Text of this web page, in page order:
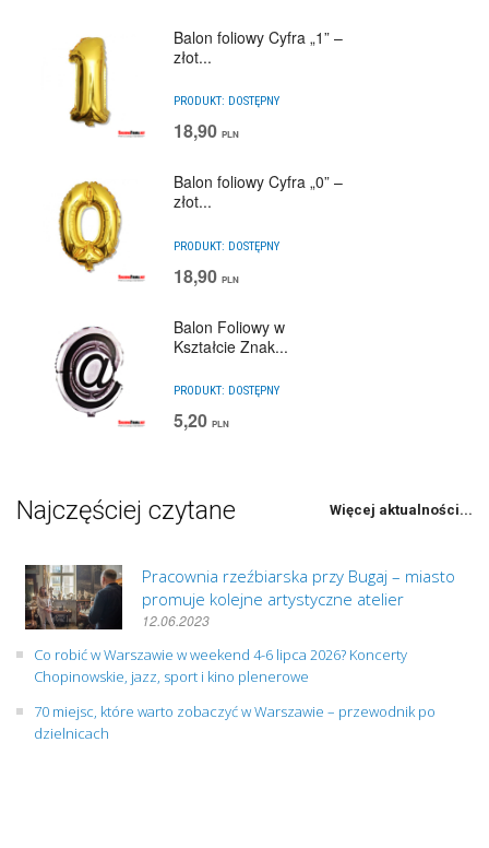
Balon foliowy Cyfra „1” –
złot...
PRODUKT: DOSTĘPNY
18,90 PLN
Balon foliowy Cyfra „0” –
złot...
PRODUKT: DOSTĘPNY
18,90 PLN
Balon Foliowy w
Kształcie Znak...
PRODUKT: DOSTĘPNY
5,20 PLN
Najczęściej czytane Więcej aktualności...
Pracownia rzeźbiarska przy Bugaj – miasto
promuje kolejne artystyczne atelier
12.06.2023
Co robić w Warszawie w weekend 4-6 lipca 2026? Koncerty
Chopinowskie, jazz, sport i kino plenerowe
70 miejsc, które warto zobaczyć w Warszawie – przewodnik po
dzielnicach